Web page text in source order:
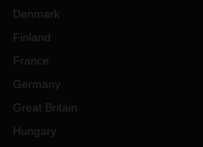
Denmark
Finland
France
Germany
Great Britain
Hungary